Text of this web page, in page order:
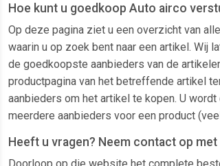
Hoe kunt u goedkoop Auto airco
Op deze pagina ziet u een overzicht van
waarin u op zoek bent naar een artikel. Wij
de goedkoopste aanbieders van de
productpagina van het betreffende artikel
aanbieders om het artikel te kopen. U
meerdere aanbieders voor een product
Heeft u vragen? Neem contact op